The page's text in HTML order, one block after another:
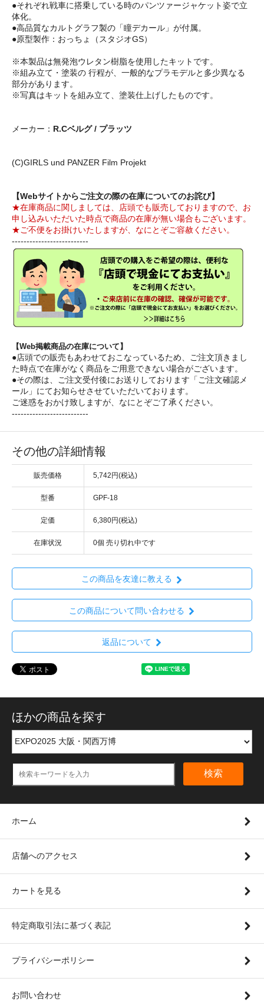
●それぞれ戦車に搭乗している時のパンツァージャケット姿で立
体化。
●高品質なカルトグラフ製の「瞳デカール」が付属。
●原型製作：おっちょ（スタジオGS）
※本製品は無発泡ウレタン樹脂を使用したキットです。
※組み立て・塗装の 行程が、一般的なプラモデルと多少異なる
部分があります。
※写真はキットを組み立て、塗装仕上げしたものです。
メーカー： R.Cベルグ / プラッツ
(C)GIRLS und PANZER Film Projekt
【Webサイトからご注文の際の在庫についてのお詫び】
★在庫商品に関しましては、店頭でも販売しておりますので、お
申し込みいただいた時点で商品の在庫が無い場合もございます。
★ご不便をお掛けいたしますが、なにとぞご容赦ください。
--------------------------
【Web掲載商品の在庫について】
●店頭での販売もあわせておこなっているため、ご注文頂きまし
た時点で在庫がなく商品をご用意できない場合がございます。
●その際は、ご注文受付後にお送りしております「ご注文確認メ
ール」にてお知らせさせていただいております。
ご迷惑をおかけ致しますが、なにとぞご了承ください。
--------------------------
その他の詳細情報
販売価格 5,742円(税込)
型番 GPF-18
定価 6,380円(税込)
在庫状況 0個 売り切れ中です
この商品を友達に教える
この商品について問い合わせる
返品について
ほかの商品を探す
検索
ホーム
店舗へのアクセス
カートを見る
特定商取引法に基づく表記
プライバシーポリシー
お問い合わせ